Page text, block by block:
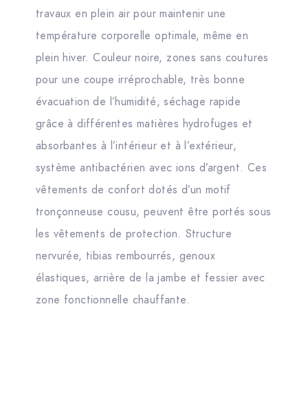
travaux en plein air pour maintenir une
température corporelle optimale, même en
plein hiver. Couleur noire, zones sans coutures
pour une coupe irréprochable, très bonne
évacuation de l’humidité, séchage rapide
grâce à différentes matières hydrofuges et
absorbantes à l’intérieur et à l’extérieur,
système antibactérien avec ions d’argent. Ces
vêtements de confort dotés d’un motif
tronçonneuse cousu, peuvent être portés sous
les vêtements de protection. Structure
nervurée, tibias rembourrés, genoux
élastiques, arrière de la jambe et fessier avec
zone fonctionnelle chauffante.